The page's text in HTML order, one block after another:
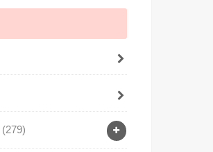
(279)